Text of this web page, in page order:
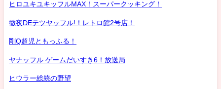
ヒロユキユキッフルMAX！スーパークッキング！
徹夜DEテツヤッフル!！レトロ館2号店！
剛Q超児ともっふる！
ヤナッフル ゲームだいすき6！放送局
ヒウラー総統の野望